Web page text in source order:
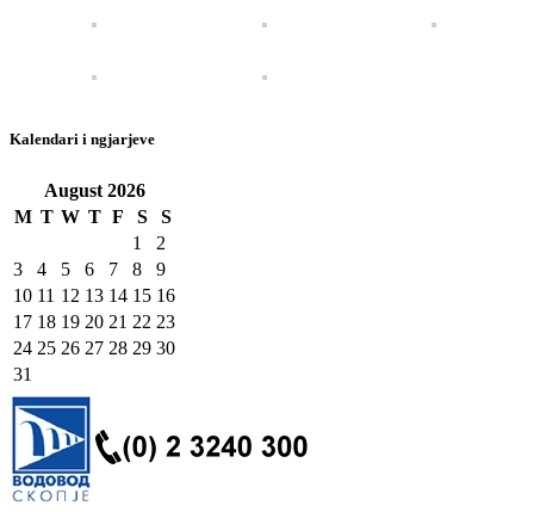
Kalendari i ngjarjeve
August 2026
M T W T F S
S
1
2
3
4 5 6 7 8
9
10 11 12 13 14 15 16
17 18 19 20 21 22 23
24 25 26 27 28 29 30
31